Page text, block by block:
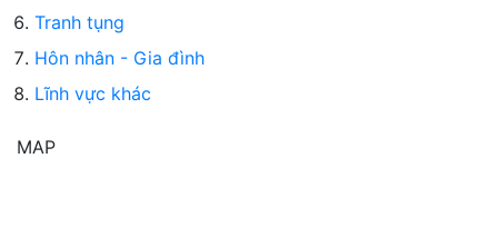
Tranh tụng
Hôn nhân - Gia đình
Lĩnh vực khác
MAP